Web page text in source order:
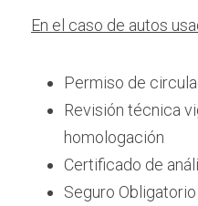
En el caso de autos
Permiso de
Revisión técnica
homologación
Certificado de
Seguro